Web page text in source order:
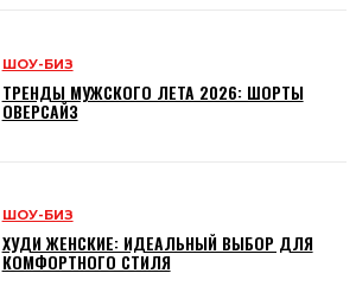
ШОУ-БИЗ
ТРЕНДЫ МУЖСКОГО ЛЕТА 2026: ШОРТЫ
ОВЕРСАЙЗ
ШОУ-БИЗ
ХУДИ ЖЕНСКИЕ: ИДЕАЛЬНЫЙ ВЫБОР ДЛЯ
КОМФОРТНОГО СТИЛЯ